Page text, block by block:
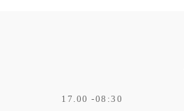
08:30- 17.00